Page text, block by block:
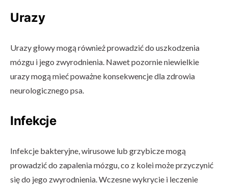
Urazy
Urazy głowy mogą również prowadzić do uszkodzenia
mózgu i jego zwyrodnienia. Nawet pozornie niewielkie
urazy mogą mieć poważne konsekwencje dla zdrowia
neurologicznego psa.
Infekcje
Infekcje bakteryjne, wirusowe lub grzybicze mogą
prowadzić do zapalenia mózgu, co z kolei może przyczynić
się do jego zwyrodnienia. Wczesne wykrycie i leczenie